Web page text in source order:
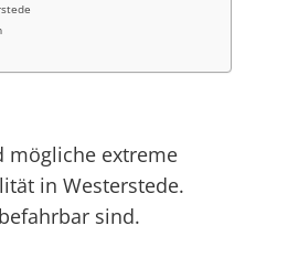
mögliche extreme
in Westerstede.
sind.